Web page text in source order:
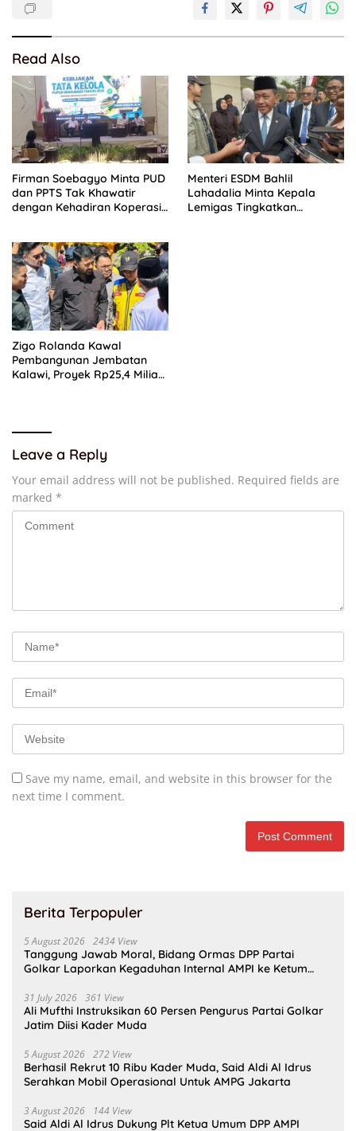
Read Also
Firman Soebagyo Minta PUD
dan PPTS Tak Khawatir
dengan Kehadiran Koperasi
Menteri ESDM Bahlil
Lahadalia Minta Kepala
Lemigas Tingkatkan
Zigo Rolanda Kawal
Pembangunan Jembatan
Kalawi, Proyek Rp25,4 Miliar
Leave a Reply
Your email address will not be published. Required fields are
marked *
Save my name, email, and website in this browser for the
next time I comment.
Berita Terpopuler
5 August 2026 2434 View
Tanggung Jawab Moral, Bidang Ormas DPP Partai
Golkar Laporkan Kegaduhan Internal AMPI ke Ketum
31 July 2026 361 View
Ali Mufthi Instruksikan 60 Persen Pengurus Partai Golkar
Jatim Diisi Kader Muda
5 August 2026 272 View
Berhasil Rekrut 10 Ribu Kader Muda, Said Aldi Al Idrus
Serahkan Mobil Operasional Untuk AMPG Jakarta
3 August 2026 144 View
Said Aldi Al Idrus Dukung Plt Ketua Umum DPP AMPI